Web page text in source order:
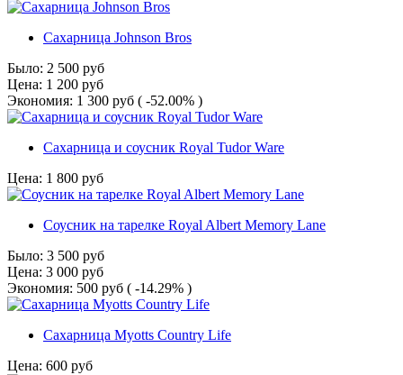
Сахарница Johnson Bros
Было: 2 500 руб
Цена: 1 200 руб
Экономия: 1 300 руб ( -52.00% )
Сахарница и соусник Royal Tudor Ware
Цена: 1 800 руб
Соусник на тарелке Royal Albert Memory Lane
Было: 3 500 руб
Цена: 3 000 руб
Экономия: 500 руб ( -14.29% )
Сахарница Myotts Country Life
Цена: 600 руб